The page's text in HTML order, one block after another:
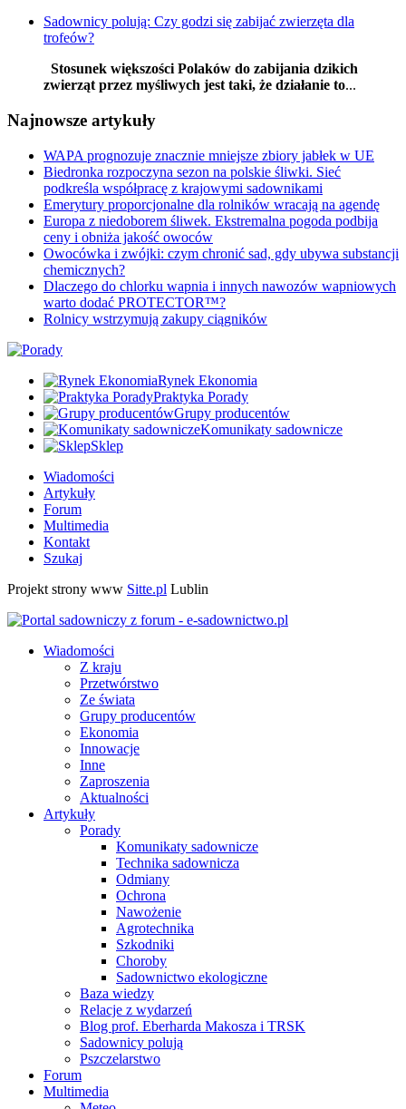
Sadownicy polują: Czy godzi się zabijać zwierzęta dla
trofeów?
Stosunek większości Polaków do zabijania dzikich
zwierząt przez myśliwych jest taki, że działanie to...
Najnowsze artykuły
WAPA prognozuje znacznie mniejsze zbiory jabłek w UE
Biedronka rozpoczyna sezon na polskie śliwki. Sieć
podkreśla współpracę z krajowymi sadownikami
Emerytury proporcjonalne dla rolników wracają na agendę
Europa z niedoborem śliwek. Ekstremalna pogoda podbija
ceny i obniża jakość owoców
Owocówka i zwójki: czym chronić sad, gdy ubywa substancji
chemicznych?
Dlaczego do chlorku wapnia i innych nawozów wapniowych
warto dodać PROTECTOR™?
Rolnicy wstrzymują zakupy ciągników
Rynek Ekonomia
Praktyka Porady
Grupy producentów
Komunikaty sadownicze
Sklep
Wiadomości
Artykuły
Forum
Multimedia
Kontakt
Szukaj
Projekt strony www Sitte.pl Lublin
Wiadomości
Z kraju
Przetwórstwo
Ze świata
Grupy producentów
Ekonomia
Innowacje
Inne
Zaproszenia
Aktualności
Artykuły
Porady
Komunikaty sadownicze
Technika sadownicza
Odmiany
Ochrona
Nawożenie
Agrotechnika
Szkodniki
Choroby
Sadownictwo ekologiczne
Baza wiedzy
Relacje z wydarzeń
Blog prof. Eberharda Makosza i TRSK
Sadownicy polują
Pszczelarstwo
Forum
Multimedia